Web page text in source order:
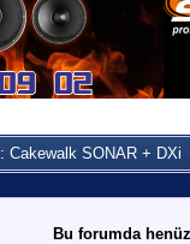
: Cakewalk SONAR + DXi
Bu forumda